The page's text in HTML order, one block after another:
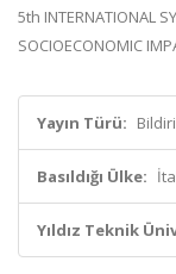
5th INTERNATIONAL
SOCIOECONOMIC
Yayın Türü:
Basıldığı Ülke:
Yıldız Teknik